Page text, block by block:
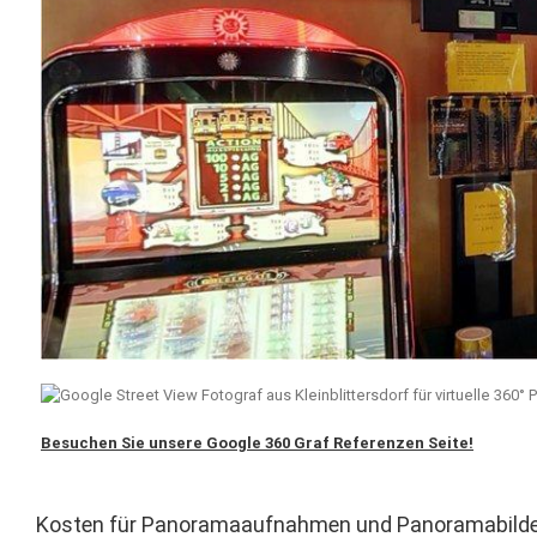
Besuchen Sie unsere Google 360 Graf Referenzen Seite!
Kosten für Panoramaaufnahmen und